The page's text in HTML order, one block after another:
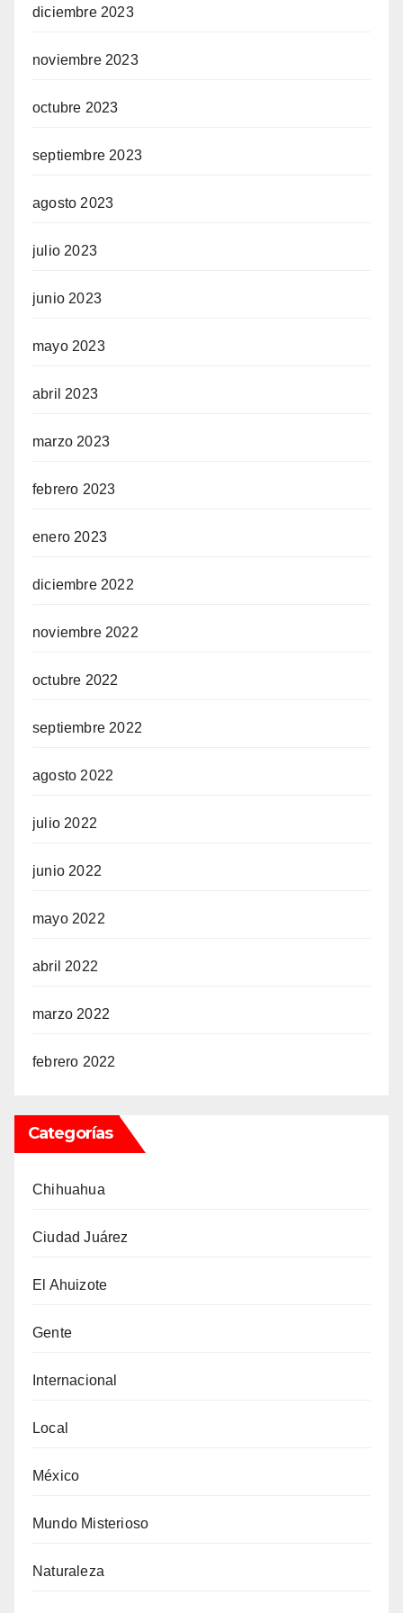
diciembre 2023
noviembre 2023
octubre 2023
septiembre 2023
agosto 2023
julio 2023
junio 2023
mayo 2023
abril 2023
marzo 2023
febrero 2023
enero 2023
diciembre 2022
noviembre 2022
octubre 2022
septiembre 2022
agosto 2022
julio 2022
junio 2022
mayo 2022
abril 2022
marzo 2022
febrero 2022
Categorías
Chihuahua
Ciudad Juárez
El Ahuizote
Gente
Internacional
Local
México
Mundo Misterioso
Naturaleza